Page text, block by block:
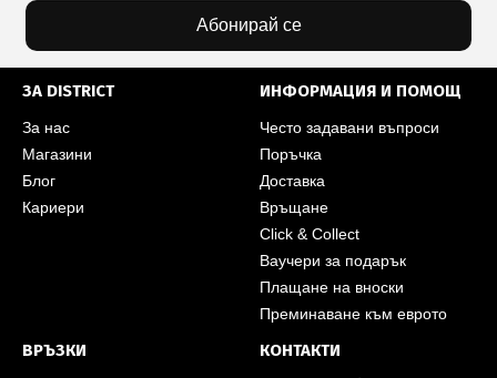
Абонирай се
ЗА DISTRICT
За нас
Магазини
Блог
Кариери
ИНФОРМАЦИЯ И ПОМОЩ
Често задавани въпроси
Поръчка
Доставка
Връщане
Click & Collect
Ваучери за подарък
Плащане на вноски
Преминаване към еврото
ВРЪЗКИ КОНТАКТИ